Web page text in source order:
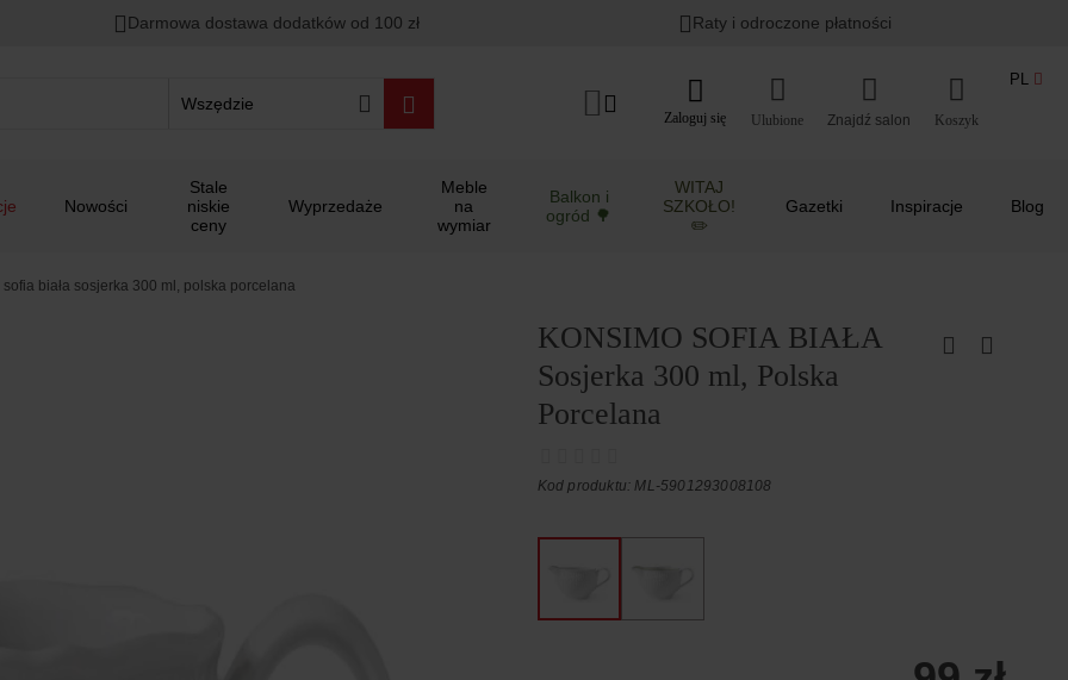
Darmowa dostawa dodatków od 100 zł Raty i odroczone płatności
Wszędzie
Zaloguj się Ulubione Koszyk
PL
Nowości
Stale
niskie
ceny
Wyprzedaże
Meble
na
wymiar
Balkon i
ogród 🌳
WITAJ
SZKOŁO!
✏️
Gazetki Inspiracje Blog
sofia biała sosjerka 300 ml, polska porcelana
KONSIMO SOFIA BIAŁA
Sosjerka 300 ml, Polska
Porcelana
Kod produktu: ML-5901293008108